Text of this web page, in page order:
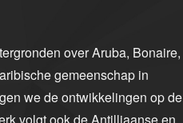
over Aruba, Bonaire,
gemeenschap in
we de ontwikkelingen op de
volgt ook de Antilliaanse en